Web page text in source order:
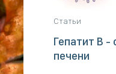
Статьи
Гепатит B -
печени